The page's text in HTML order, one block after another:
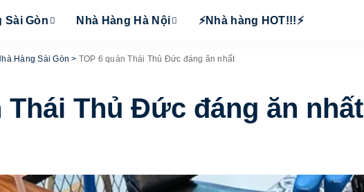
Sài Gòn Nhà Hàng Hà Nội ⚡Nhà hàng HOT!!!⚡
Hàng Sài Gòn > TOP 6 quán Thái Thủ Đức đáng ăn nhất
Thái Thủ Đức đáng ăn nhất